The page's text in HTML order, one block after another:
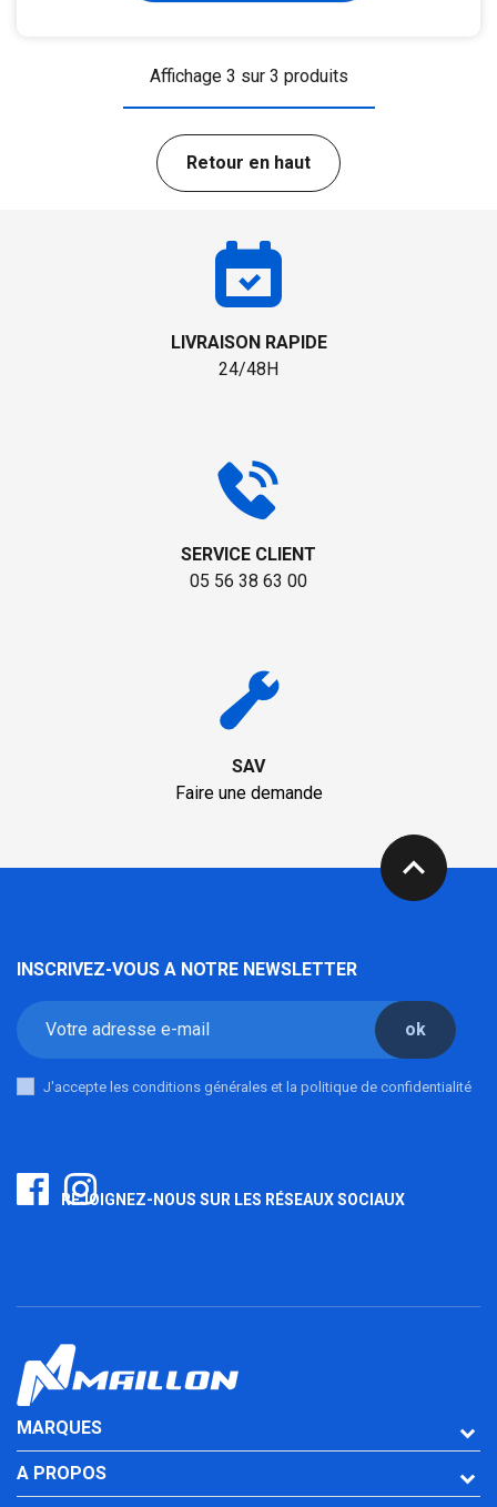
Affichage 3 sur 3 produits
Retour en haut
LIVRAISON RAPIDE
24/48H
SERVICE CLIENT
05 56 38 63 00
SAV
Faire une demande
expand_less
INSCRIVEZ-VOUS A NOTRE NEWSLETTER
ok
J'accepte les conditions générales et la politique de confidentialité
REJOIGNEZ-NOUS SUR LES RÉSEAUX SOCIAUX
MARQUES
A PROPOS